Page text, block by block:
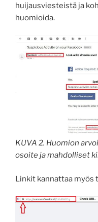
huijausviesteistä ja
huomioida.
KUVA 2. Huomion
osoite ja mahdolliset
Linkit kannattaa myös